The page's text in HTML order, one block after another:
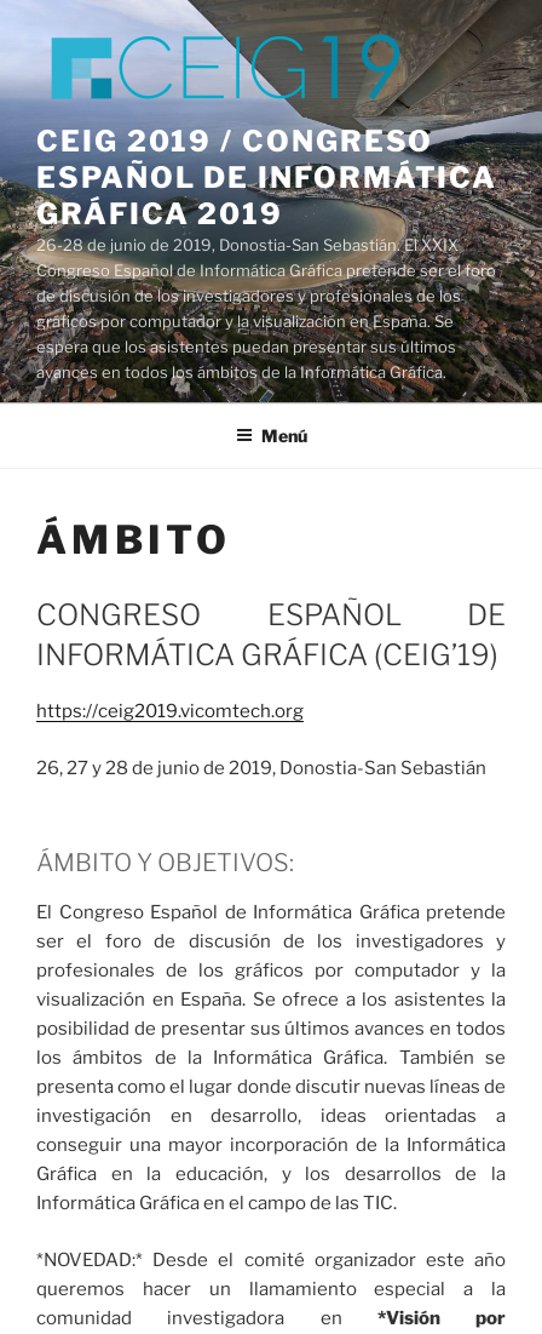
CEIG 2019 / CONGRESO
ESPAÑOL DE INFORMÁTICA
GRÁFICA 2019
26-28 de junio de 2019, Donostia-San Sebastián. El XXIX
Congreso Español de Informática Gráfica pretende ser el foro
de discusión de los investigadores y profesionales de los
gráficos por computador y la visualización en España. Se
espera que los asistentes puedan presentar sus últimos
avances en todos los ámbitos de la Informática Gráfica.
Menú
ÁMBITO
CONGRESO ESPAÑOL DE
INFORMÁTICA GRÁFICA (CEIG’19)
https://ceig2019.vicomtech.org
26, 27 y 28 de junio de 2019, Donostia-San Sebastián
ÁMBITO Y OBJETIVOS:
El Congreso Español de Informática Gráfica pretende
ser el foro de discusión de los investigadores y
profesionales de los gráficos por computador y la
visualización en España. Se ofrece a los asistentes la
posibilidad de presentar sus últimos avances en todos
los ámbitos de la Informática Gráfica. También se
presenta como el lugar donde discutir nuevas líneas de
investigación en desarrollo, ideas orientadas a
conseguir una mayor incorporación de la Informática
Gráfica en la educación, y los desarrollos de la
Informática Gráfica en el campo de las TIC.
*NOVEDAD:* Desde el comité organizador este año
queremos hacer un llamamiento especial a la
comunidad investigadora en *Visión por